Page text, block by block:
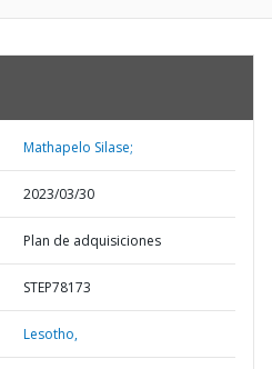
Mathapelo Silase;
2023/03/30
Plan de adquisiciones
STEP78173
Lesotho,